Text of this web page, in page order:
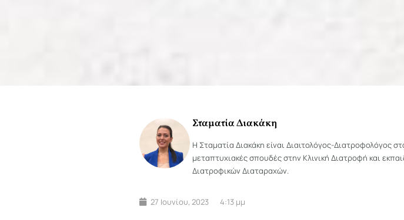
Σταματία Διακάκη
Η Σταματία Διακάκη είναι Διαιτολόγος-Διατροφολόγος
μεταπτυχιακές σπουδές στην Κλινική Διατροφή και
Διατροφικών Διαταραχών.
27 Ιουνίου, 2023 4:13 μμ